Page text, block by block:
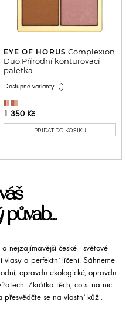
EYE OF HORUS Complexion
Duo Přírodní konturovací
paletka
Dostupné varianty expand_all
1 350 Kč
PŘIDAT DO KOŠÍKU
půvab...
nejzajímavější české i světové
a perfektní líčení. Sáhneme
opravdu ekologické, opravdu
Zkrátka těch, co si na nic
přesvědčte se na vlastní kůži.